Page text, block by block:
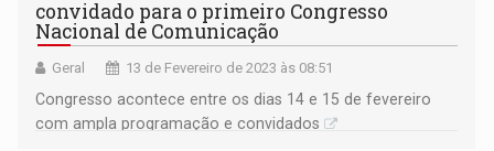
convidado para o primeiro Congresso
Nacional de Comunicação
Geral 13 de Fevereiro de 2023 às 08:51
Congresso acontece entre os dias 14 e 15 de fevereiro
com ampla programação e convidados